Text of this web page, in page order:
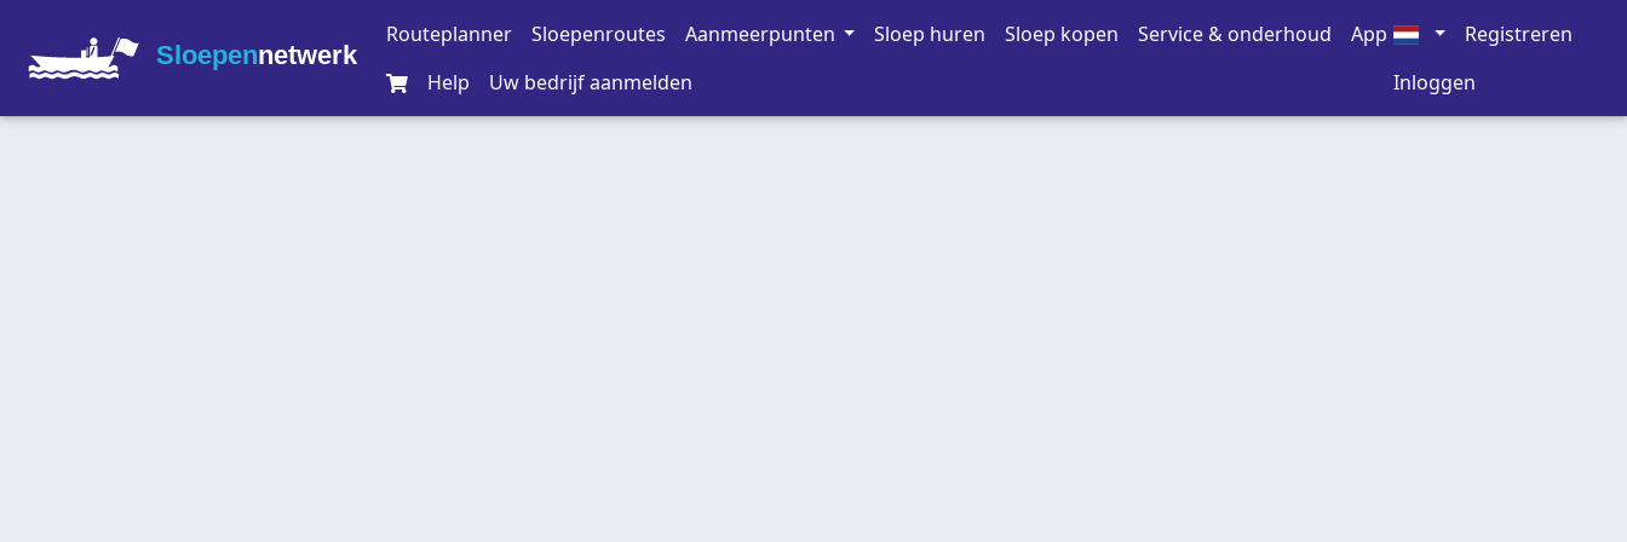
Sloepennetwerk
Routeplanner Sloepenroutes Aanmeerpunten Sloep huren Sloep kopen Service & onderhoud
App
Help
Uw bedrijf aanmelden
Registreren
Inloggen